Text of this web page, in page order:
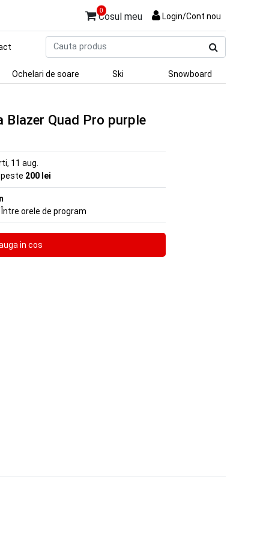
0
Cosul meu Login/Cont nou
produs
Ochelari de soare Ski Snowboard
Quad Pro purple
11 aug.
200 lei
orele de program